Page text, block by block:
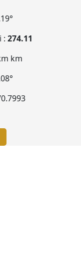
: 274.11
km